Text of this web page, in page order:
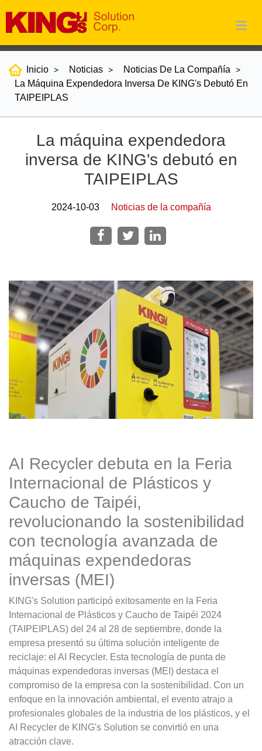
Inicio Noticias
Noticias De La Compañía
La Máquina Expendedora Inversa De KING's Debutó En
TAIPEIPLAS
La máquina expendedora
inversa de KING's debutó en
TAIPEIPLAS
2024-10-03 Noticias de la compañía
AI Recycler debuta en la Feria
Internacional de Plásticos y
Caucho de Taipéi,
revolucionando la sostenibilidad
con tecnología avanzada de
máquinas expendedoras
inversas (MEI)
KING's Solution participó exitosamente en la Feria
Internacional de Plásticos y Caucho de Taipéi 2024
(TAIPEIPLAS) del 24 al 28 de septiembre, donde la
empresa presentó su última solución inteligente de
reciclaje: el AI Recycler. Esta tecnología de punta de
máquinas expendedoras inversas (MEI) destaca el
compromiso de la empresa con la sostenibilidad. Con un
enfoque en la innovación ambiental, el evento atrajo a
profesionales globales de la industria de los plásticos, y el
AI Recycler de KING's Solution se convirtió en una
atracción clave.